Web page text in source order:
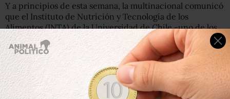
Y a principios de esta semana, la multinacional comunicó
que el Instituto de Nutrición y Tecnología de los
Alimentos (INTA) de la Universidad de Chile -uno de los
más prestigiosos en la materia- había certificado que sus
productos cumplían con la normativa.
La sorpresa ocurrió rato después, cuando a través de una
declaración pública
el organismo desmintió a
McDonald